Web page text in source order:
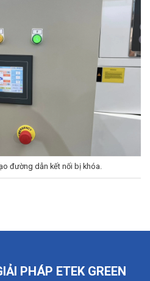
đường dẫn kết nối bị khóa.
PHÁP ETEK GREEN